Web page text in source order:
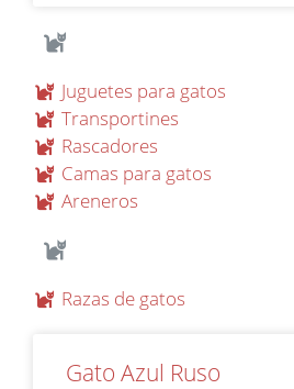
Juguetes para gatos
Transportines
Rascadores
Camas para gatos
Areneros
Razas de gatos
Gato Azul Ruso